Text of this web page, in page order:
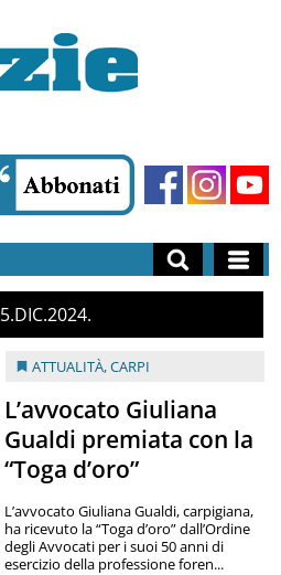
5 DIC 2024
ATTUALITÀ,CARPI
L’avvocato Giuliana
Gualdi premiata con la
“Toga d’oro”
L’avvocato Giuliana Gualdi, carpigiana,
ha ricevuto la “Toga d’oro” dall’Ordine
degli Avvocati per i suoi 50 anni di
esercizio della professione foren...